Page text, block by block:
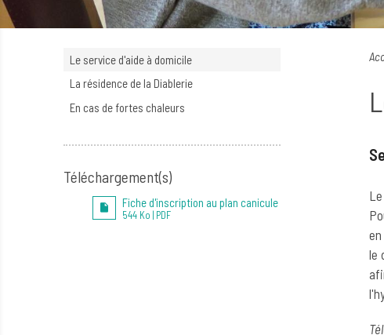
Le service d'aide à domicile
La résidence de la Diablerie
En cas de fortes chaleurs
Téléchargement(s)
Fiche d'inscription au plan canicule
544 Ko | PDF
le